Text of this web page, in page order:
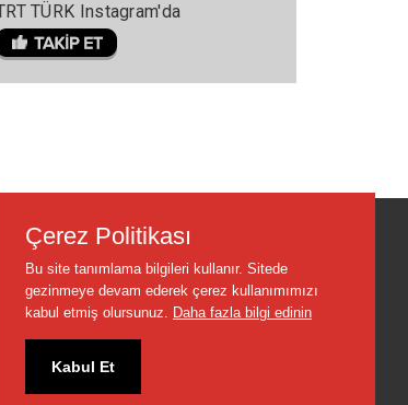
TÜRK Instagram'da
değildir.
Çerez Politikası
Bu site tanımlama bilgileri kullanır. Sitede
gezinmeye devam ederek çerez kullanımımızı
kabul etmiş olursunuz. Daha fazla bilgi edinin
Kabul Et